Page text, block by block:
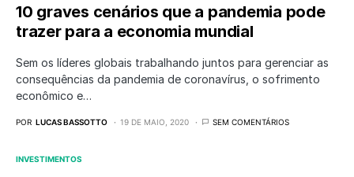
10 graves cenários que a pandemia pode
trazer para a economia mundial
Sem os líderes globais trabalhando juntos para gerenciar as
consequências da pandemia de coronavírus, o sofrimento
econômico e…
POR LUCAS BASSOTTO 19 DE MAIO, 2020 SEM COMENTÁRIOS
INVESTIMENTOS